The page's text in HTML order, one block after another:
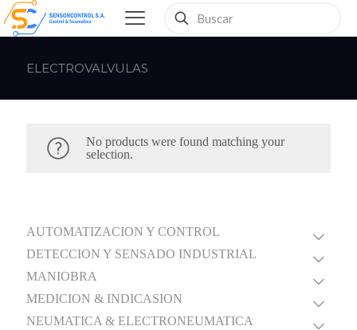
ELECTROVALVULAS
No products were found matching your
selection.
AUTOMATIZACION Y CONTROL
DETECCION Y SENSADO INDUSTRIAL
MANIOBRA
MEDICION & INDICASION
NEUMATICA & ELECTRONEUMATICA